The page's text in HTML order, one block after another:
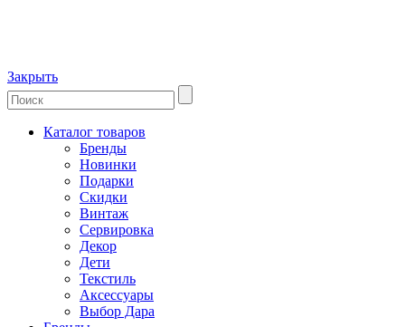
Закрыть
Каталог товаров
Бренды
Новинки
Подарки
Скидки
Винтаж
Сервировка
Декор
Дети
Текстиль
Аксессуары
Выбор Дара